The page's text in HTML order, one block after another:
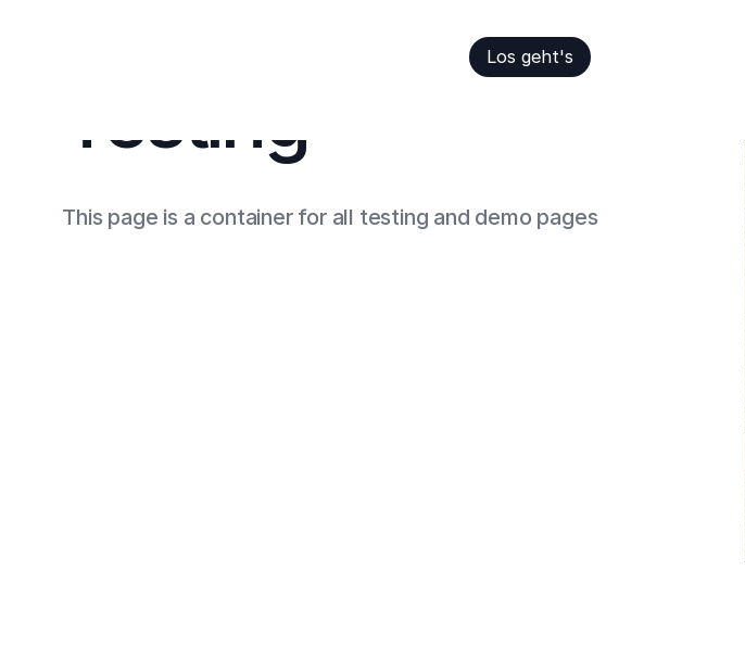
Testing
This page is a container for all testing and demo pages
Los geht's